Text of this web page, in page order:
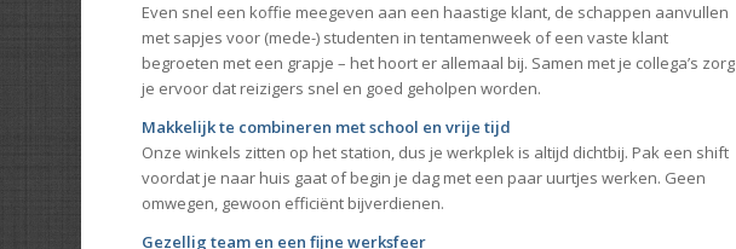
Even snel een koffie meegeven aan een haastige klant, de schappen aanvullen
met sapjes voor (mede-) studenten in tentamenweek of een vaste klant
begroeten met een grapje – het hoort er allemaal bij. Samen met je collega’s zorg
je ervoor dat reizigers snel en goed geholpen worden.
Makkelijk te combineren met school en vrije tijd
Onze winkels zitten op het station, dus je werkplek is altijd dichtbij. Pak een shift
voordat je naar huis gaat of begin je dag met een paar uurtjes werken. Geen
omwegen, gewoon efficiënt bijverdienen.
Gezellig team en een fijne werksfeer